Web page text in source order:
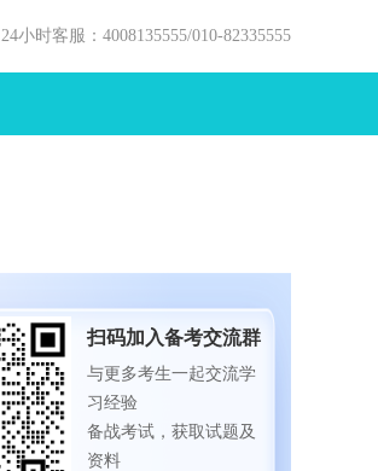
24小时客服：4008135555/010-82335555
扫码加入备考交流群
与更多考生一起交流学
习经验
备战考试，获取试题及
资料